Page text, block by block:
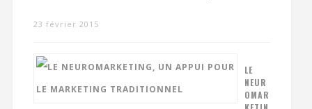
23 février 2015
LE
NEUR
OMAR